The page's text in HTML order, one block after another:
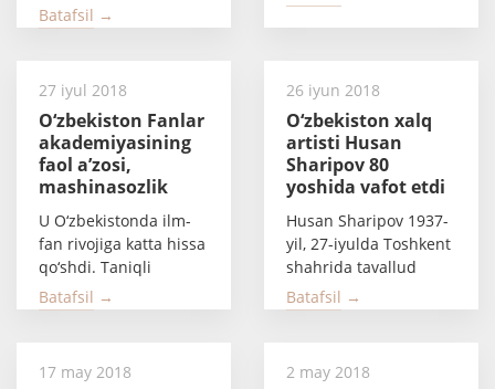
instituti tavsiyasi...
Batafsil → avgust kuni...
27 iyul 2018
O‘zbekiston Fanlar
akademiyasining
faol a’zosi,
mashinasozlik
sohasidagi
mashhur olim
Rufat Mahkamov 6
iyul kuni 88
yoshida vafot etdi
U O‘zbekistonda ilm-
fan rivojiga katta hissa
qo‘shdi. Taniqli
olimning ilmiy...
Batafsil →
26 iyun 2018
O‘zbekiston xalq
artisti Husan
Sharipov 80
yoshida vafot etdi
Husan Sharipov 1937-
yil, 27-iyulda Toshkent
shahrida tavallud
topgandi. 1963-yili
Toshkent...
Batafsil →
17 may 2018 2 may 2018